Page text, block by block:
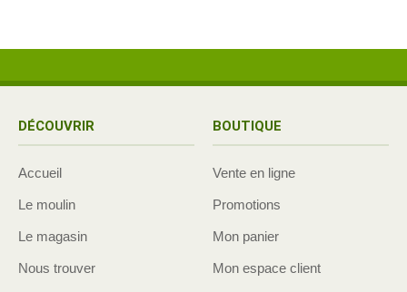
DÉCOUVRIR
Accueil
Le moulin
Le magasin
Nous trouver
BOUTIQUE
Vente en ligne
Promotions
Mon panier
Mon espace client